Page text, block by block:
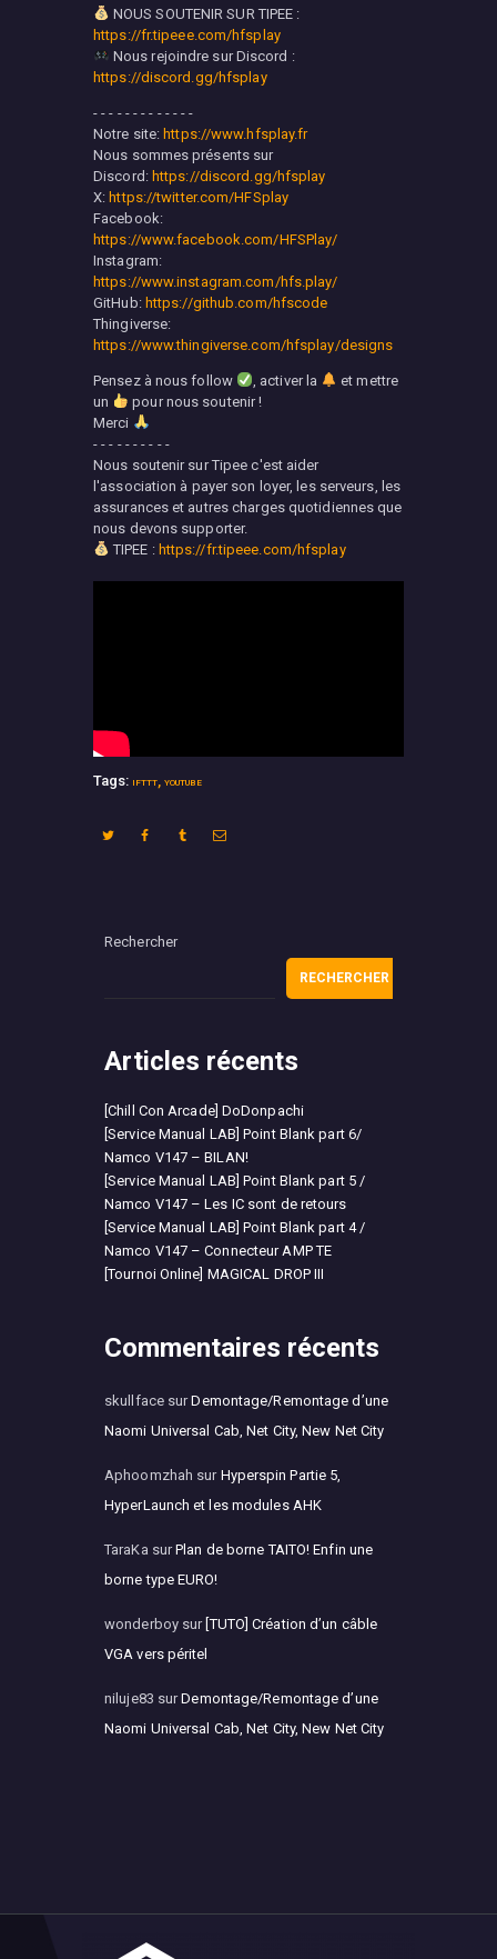
NOUS SOUTENIR SUR TIPEE :
https://fr.tipeee.com/hfsplay
Nous rejoindre sur Discord :
https://discord.gg/hfsplay
- - - - - - - - - - - - -
Notre site: https://www.hfsplay.fr
Nous sommes présents sur
Discord: https://discord.gg/hfsplay
X: https://twitter.com/HFSplay
Facebook:
https://www.facebook.com/HFSPlay/
Instagram:
https://www.instagram.com/hfs.play/
GitHub: https://github.com/hfscode
Thingiverse:
https://www.thingiverse.com/hfsplay/designs
Pensez à nous follow , activer la
et mettre
un
pour nous soutenir !
Merci
- - - - - - - - - -
Nous soutenir sur Tipee c'est aider
l'association à payer son loyer, les serveurs, les
assurances et autres charges quotidiennes que
nous devons supporter.
TIPEE : https://fr.tipeee.com/hfsplay
Tags: IFTTT YOUTUBE
Rechercher
RECHERCHER
Articles récents
[Chill Con Arcade] DoDonpachi
[Service Manual LAB] Point Blank part 6/
Namco V147 – BILAN!
[Service Manual LAB] Point Blank part 5 /
Namco V147 – Les IC sont de retours
[Service Manual LAB] Point Blank part 4 /
Namco V147 – Connecteur AMP TE
[Tournoi Online] MAGICAL DROP III
Commentaires récents
skullfacesurDemontage/Remontage d’une
Naomi Universal Cab, Net City, New Net City
Aphoomzhah sur Hyperspin Partie 5,
HyperLaunch et les modules AHK
TaraKa surPlan de borne TAITO! Enfin une
borne type EURO!
wonderboysur [TUTO] Création d’un câble
VGA vers péritel
niluje83 surDemontage/Remontage d’une
Naomi Universal Cab, Net City, New Net City